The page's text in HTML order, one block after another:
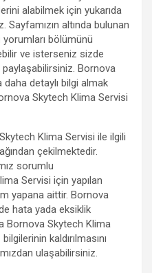
alabilmek için yukarıda
Sayfamızın altında bulunan
bölümünü
ve isterseniz sizde
Bornova
daha detaylı bilgi almak
Skytech Klima Servisi
Klima Servisi ile ilgili
çekilmektedir.
sorumlu
Servisi için yapılan
yapana aittir. Bornova
hata yada eksiklik
Bornova Skytech Klima
kaldırılmasını
ulaşabilirsiniz.